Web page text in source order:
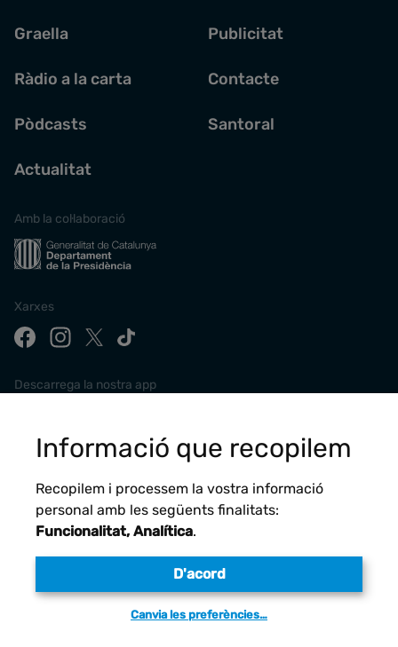
Graella
Ràdio a la carta
Pòdcasts
Actualitat
Publicitat
Contacte
Santoral
Amb la col·laboració
Xarxes
Descarrega la nostra app
Avís legal
Informació que recopilem
Recopilem i processem la vostra informació
personal amb les següents finalitats:
Funcionalitat, Analítica.
D'acord
Canvia les preferències…